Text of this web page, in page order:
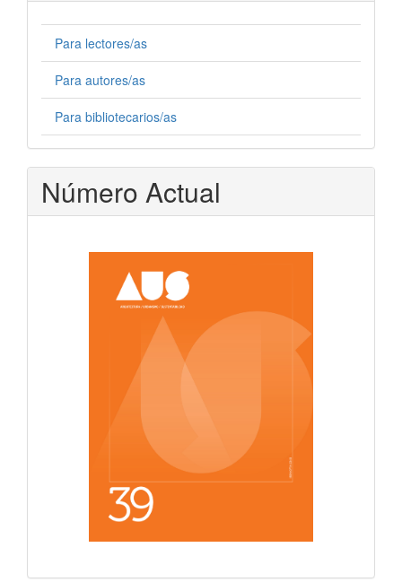
Para lectores/as
Para autores/as
Para bibliotecarios/as
Número Actual